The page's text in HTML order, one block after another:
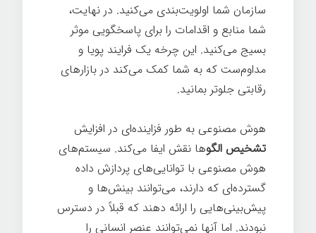
سازمان شما اولویت‌بندی می‌کنید. در نهایت،
شما منابع و اقدامات را برای پاسخگویی موثر
بسیج می‌کنید. این چرخه یک فرایند پویا و
مداوم‌ست که به شما کمک می‌کند در بازارهای
رقابتی جلوتر بمانید.
هوش مصنوعی به طور فزاینده‌ای در افزایش
تشخیص الگوها نقش ایفا می‌کند. سیستم‌های
هوش مصنوعی با توانایی‌های پردازش داده
گسترده‌ای که دارند، می‌توانند بینش‌ها و
پیش‌بینی‌هایی را ارائه دهند که قبلاً در دسترس
نبودند. اما آنها نمی‌توانند عنصر انسانی را